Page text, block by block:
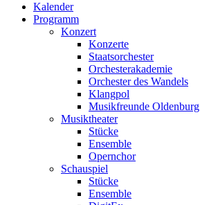
Kalender
Programm
Konzert
Konzerte
Staatsorchester
Orchesterakademie
Orchester des Wandels
Klangpol
Musikfreunde Oldenburg
Musiktheater
Stücke
Ensemble
Opernchor
Schauspiel
Stücke
Ensemble